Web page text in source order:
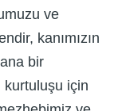
ve
kanımızın
bir
için